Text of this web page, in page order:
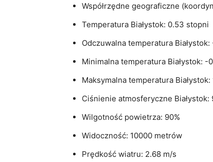
Współrzędne geograficzne
Temperatura Białystok: 0.53 stopni
Odczuwalna temperatura
Minimalna temperatura Białystok: -
Maksymalna temperatura Białystok:
Ciśnienie atmosferyczne Białystok:
Wilgotność powietrza: 90%
Widoczność: 10000 metrów
Prędkość wiatru: 2.68 m/s